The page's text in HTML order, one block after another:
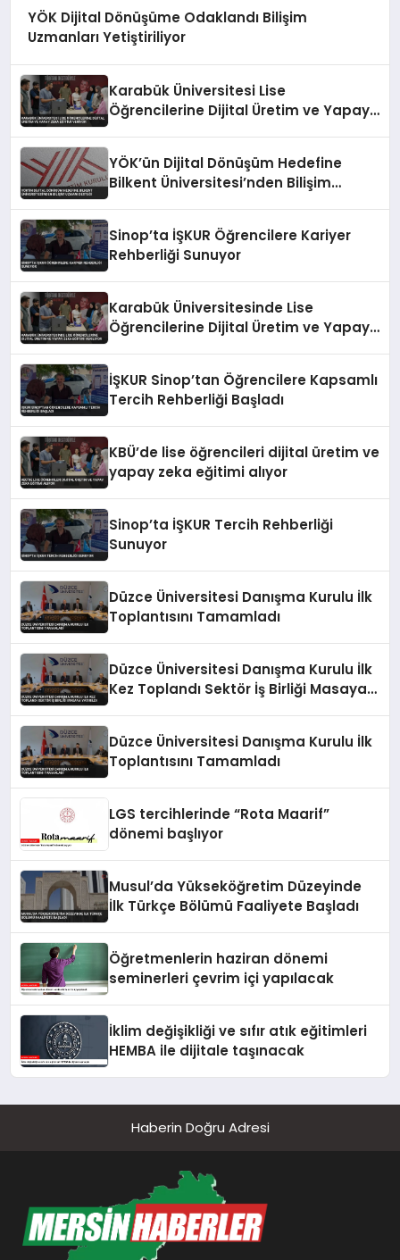
YÖK Dijital Dönüşüme Odaklandı Bilişim
Uzmanları Yetiştiriliyor
Karabük Üniversitesi Lise
Öğrencilerine Dijital Üretim ve Yapay
YÖK’ün Dijital Dönüşüm Hedefine
Bilkent Üniversitesi’nden Bilişim
Sinop’ta İŞKUR Öğrencilere Kariyer
Rehberliği Sunuyor
Karabük Üniversitesinde Lise
Öğrencilerine Dijital Üretim ve Yapay
İŞKUR Sinop’tan Öğrencilere Kapsamlı
Tercih Rehberliği Başladı
KBÜ’de lise öğrencileri dijital üretim ve
yapay zeka eğitimi alıyor
Sinop’ta İŞKUR Tercih Rehberliği
Sunuyor
Düzce Üniversitesi Danışma Kurulu İlk
Toplantısını Tamamladı
Düzce Üniversitesi Danışma Kurulu İlk
Kez Toplandı Sektör İş Birliği Masaya
Düzce Üniversitesi Danışma Kurulu İlk
Toplantısını Tamamladı
LGS tercihlerinde “Rota Maarif”
dönemi başlıyor
Musul’da Yükseköğretim Düzeyinde
İlk Türkçe Bölümü Faaliyete Başladı
Öğretmenlerin haziran dönemi
seminerleri çevrim içi yapılacak
İklim değişikliği ve sıfır atık eğitimleri
HEMBA ile dijitale taşınacak
Haberin Doğru Adresi